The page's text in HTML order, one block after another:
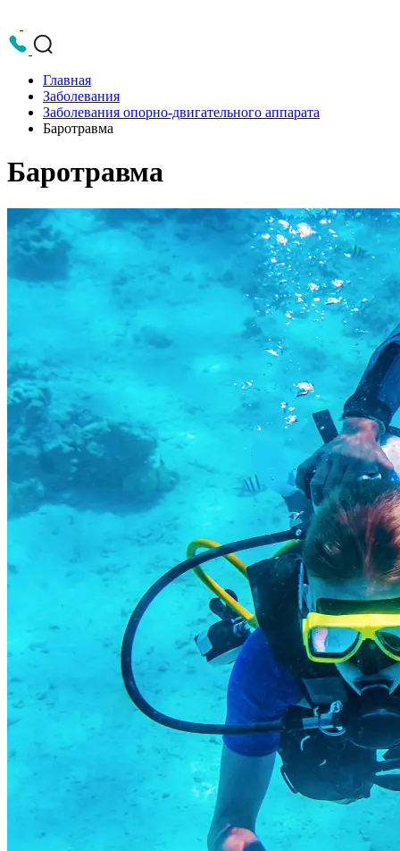
Главная
Заболевания
Заболевания опорно-двигательного аппарата
Баротравма
Баротравма